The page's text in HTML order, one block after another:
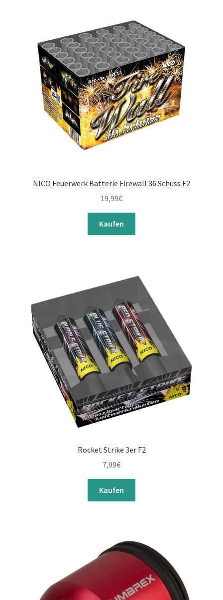
NICO Feuerwerk Batterie Firewall 36 Schuss F2
19,99€
Kaufen
Rocket Strike 3er F2
7,99€
Kaufen